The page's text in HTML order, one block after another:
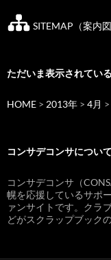
SITEMAP（案内図
ただいま表示されてい
HOME > 2013年 > 4月
コンサデコンサについて
コンサデコンサ（
幌を応援しているサポ
ァンサイトです。クラ
どがスクラップブック